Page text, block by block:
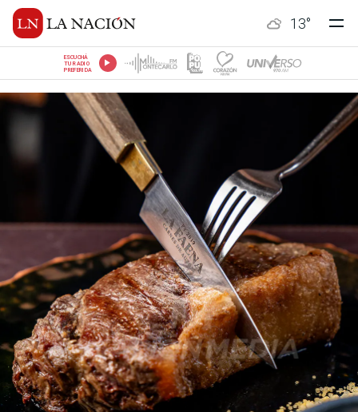
13°
ESCUCHÁ
TU RADIO
PREFERIDA